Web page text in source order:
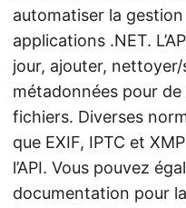
automatiser la
applications .NET.
jour, ajouter,
métadonnées pour
fichiers. Diverses
que EXIF, IPTC et
l’API. Vous pouvez
documentation pour